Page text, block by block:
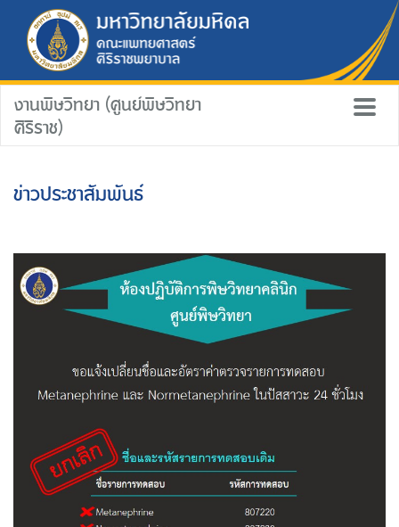
งานพิษวิทยา (ศูนย์พิษวิทยา
ศิริราช)
ข่าวประชาสัมพันธ์